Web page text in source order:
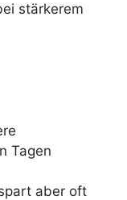
stärkerem
Tagen
aber oft